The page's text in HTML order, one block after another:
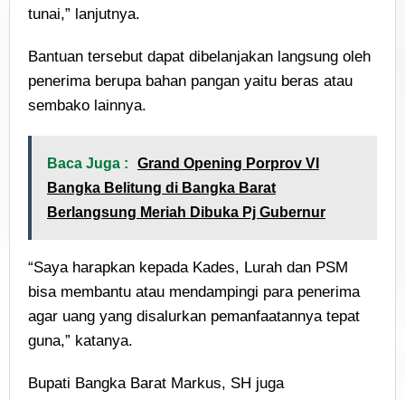
tunai,” lanjutnya.
Bantuan tersebut dapat dibelanjakan langsung oleh
penerima berupa bahan pangan yaitu beras atau
sembako lainnya.
Baca Juga :
Grand Opening Porprov VI
Bangka Belitung di Bangka Barat
Berlangsung Meriah Dibuka Pj Gubernur
“Saya harapkan kepada Kades, Lurah dan PSM
bisa membantu atau mendampingi para penerima
agar uang yang disalurkan pemanfaatannya tepat
guna,” katanya.
Bupati Bangka Barat Markus, SH juga